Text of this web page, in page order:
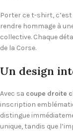
Porter ce t-shirt,
rendre hommage à
collective. Chaque
de la Corse.
Un design
Avec sa coupe droite
inscription
distingue
unique, tandis que